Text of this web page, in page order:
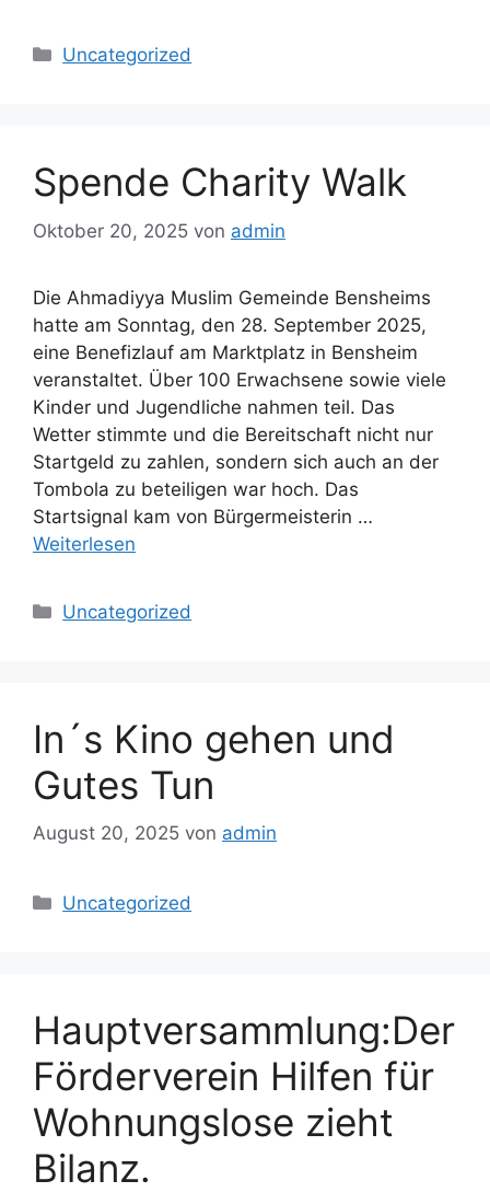
Kategorien
Uncategorized
Spende Charity Walk
Oktober 20, 2025 von admin
Die Ahmadiyya Muslim Gemeinde Bensheims
hatte am Sonntag, den 28. September 2025,
eine Benefizlauf am Marktplatz in Bensheim
veranstaltet. Über 100 Erwachsene sowie viele
Kinder und Jugendliche nahmen teil. Das
Wetter stimmte und die Bereitschaft nicht nur
Startgeld zu zahlen, sondern sich auch an der
Tombola zu beteiligen war hoch. Das
Startsignal kam von Bürgermeisterin …
Weiterlesen
Kategorien
Uncategorized
In´s Kino gehen und
Gutes Tun
August 20, 2025 von admin
Kategorien
Uncategorized
Hauptversammlung:Der
Förderverein Hilfen für
Wohnungslose zieht
Bilanz.